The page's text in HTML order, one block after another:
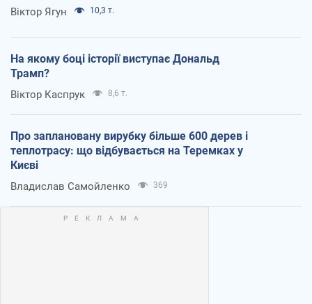
Віктор Ягун 10,3 т.
На якому боці історії виступає Дональд
Трамп?
Віктор Каспрук 8,6 т.
Про заплановану вирубку більше 600 дерев і
теплотрасу: що відбувається на Теремках у
Києві
Владислав Самойленко 369